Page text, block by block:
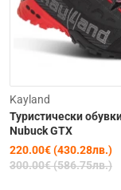
Kayland
Туристически
Nubuck GTX
220.00€ (430.28лв.)
300.00€ (586.75лв.)